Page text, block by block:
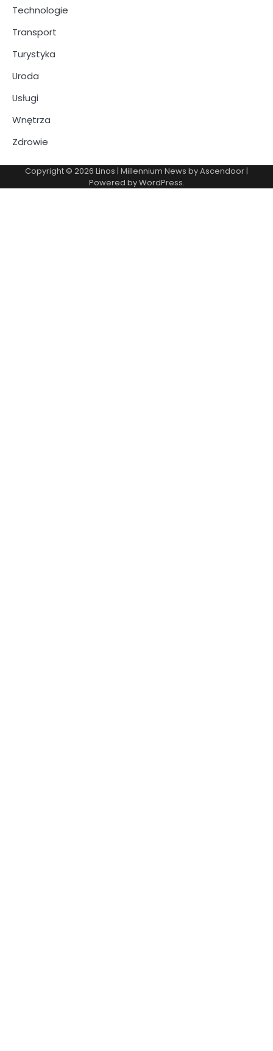
Technologie
Transport
Turystyka
Uroda
Usługi
Wnętrza
Zdrowie
Copyright © 2026 Linos | Millennium News byAscendoor|
Powered byWordPress.